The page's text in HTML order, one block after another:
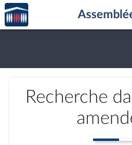
Aller au contenu
Aller en bas de la page
Accèder
à la
page
Recherche